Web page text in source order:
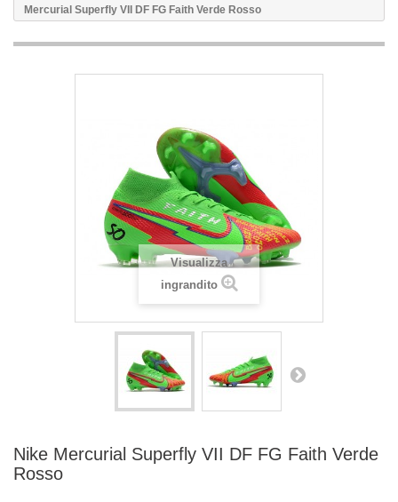
Mercurial Superfly VII DF FG Faith Verde Rosso
Visualizza
ingrandito
Nike Mercurial Superfly VII DF FG Faith Verde
Rosso